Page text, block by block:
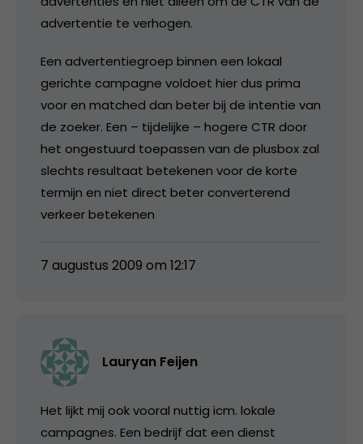
advertentie te verhogen.
Een advertentiegroep binnen een lokaal
gerichte campagne voldoet hier dus prima
voor en matched dan beter bij de intentie van
de zoeker. Een – tijdelijke – hogere CTR door
het ongestuurd toepassen van de plusbox zal
slechts resultaat betekenen voor de korte
termijn en niet direct beter converterend
verkeer betekenen
7 augustus 2009 om 12:17
Lauryan Feijen
Het lijkt mij ook vooral nuttig icm. lokale
campagnes. Een bedrijf dat een dienst